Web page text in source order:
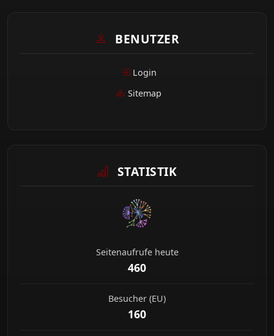
BENUTZER
Login
Sitemap
STATISTIK
Seitenaufrufe heute
460
Besucher (EU)
160